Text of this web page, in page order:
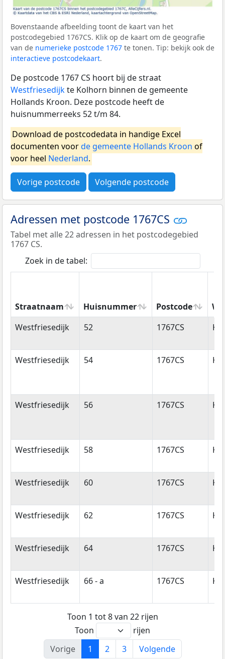
Bovenstaande afbeelding toont de kaart van het
postcodegebied 1767CS. Klik op de kaart om de geografie
van de numerieke postcode 1767 te tonen. Tip: bekijk ook de
interactieve postcodekaart.
De postcode 1767 CS hoort bij de straat
Westfriesedijkte Kolhorn binnen de gemeente
Hollands Kroon. Deze postcode heeft de
huisnummerreeks 52 t/m 84.
Download de postcodedata in handige Excel
documenten voorde gemeente Hollands Kroon of
voor heel Nederland.
Vorige postcode Volgende postcode
Adressen met postcode 1767CS
Tabel met alle 22 adressen in het postcodegebied
1767 CS.
Zoek in de tabel:
Straatnaam Huisnummer Postcode
Straatnaam
Huisnummer Postcode
Westfriesedijk 52 1767CS
Westfriesedijk 54 1767CS
Westfriesedijk 56 1767CS
Westfriesedijk 58 1767CS
Westfriesedijk 60 1767CS
Westfriesedijk 62 1767CS
Westfriesedijk 64 1767CS
Westfriesedijk 66 - a 1767CS
Toon 1 tot 8 van 22 rijen
Toon
rijen
Vorige
1 2 3 Volgende